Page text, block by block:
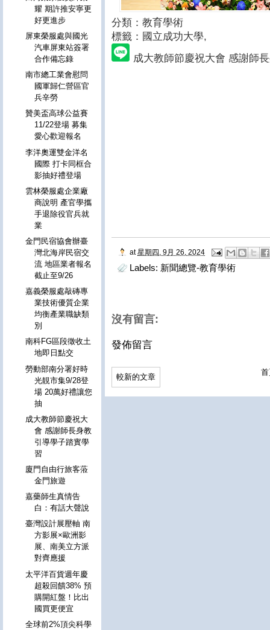
分類：教育學術
標籤：國立成功大學,
成大教師節慶祝大會 感謝師
at 星期四, 9月 26, 2024
Labels: 新聞總覽-教育學術
沒有留言:
發佈留言
較新的文章
耀 期許推安寧更
好更進步
屏東榮服處與國光
汽車屏東站簽署
合作備忘錄
南市總工業會慰問
國軍歸仁營區官
兵辛勞
贊美盃高球公益賽
11/22登場 募集
愛心歡迎報名
李洋奧運雙金洋名
國際 打卡同框合
影抽好禮登場
雲林榮服處企業廠
商說明 產官學攜
手退除役官兵就
業
金門民宿協會辦臺
灣北海岸民宿交
流 地區業者報名
截止至9/26
嘉義榮服處敲磚專
業技術優質企業
均衡產業職缺類
別
南科FG區段徵收土
地即日點交
勞動部南分署好時
光靚市集9/28登
場 20萬好禮讓您
抽
成大教師節慶祝大
會 感謝師長身教
引導學子踏實學
習
廈門自由行旅客蒞
金門旅遊
嘉藥師生真情告
白：有話大聲說
臺灣設計展壓軸 南
方影展×歐洲影
展、南美立方派
對齊應援
太平洋百貨週年慶
超殺回饋38% 預
購開紅盤！比出
國買更便宜
全球前2%頂尖科學